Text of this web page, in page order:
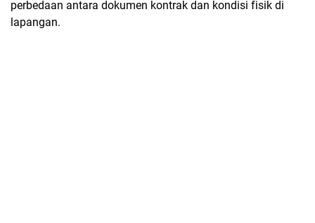
perbedaan antara dokumen kontrak dan kondisi fisik di
lapangan.